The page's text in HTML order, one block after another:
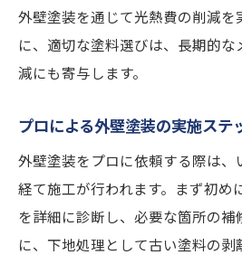
環境負荷を考慮した素
雨水利用を考慮した外
サステナブルな生活を支
外壁塗装と外構工事の成功事
成功事例から見るデザ
予算を抑えた成功例の紹
価値向上に繋がった外
外壁塗装を通じて光熱費の削減を
に、適切な塗料選びは、長期的
減にも寄与します。
プロによる外壁塗装の実施ステ
外壁塗装をプロに依頼する際は、
経て施工が行われます。まず初め
を詳細に診断し、必要な箇所の補
に、下地処理として古い塗料の